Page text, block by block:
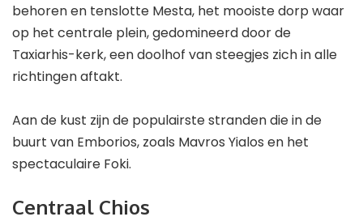
behoren en tenslotte Mesta, het mooiste dorp waar
op het centrale plein, gedomineerd door de
Taxiarhis-kerk, een doolhof van steegjes zich in alle
richtingen aftakt.
Aan de kust zijn de populairste stranden die in de
buurt van Emborios, zoals Mavros Yialos en het
spectaculaire Foki.
Centraal Chios